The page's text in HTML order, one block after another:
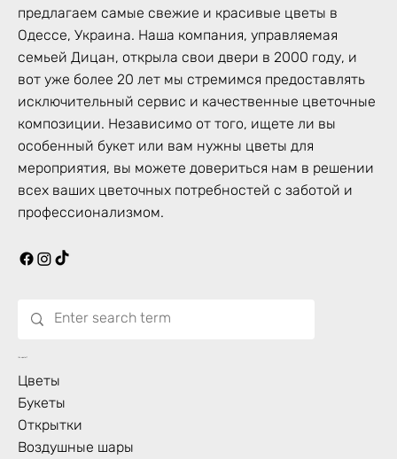
предлагаем самые свежие и красивые цветы в
Одессе, Украина. Наша компания, управляемая
семьей Дицан, открыла свои двери в 2000 году, и
вот уже более 20 лет мы стремимся предоставлять
исключительный сервис и качественные цветочные
композиции. Независимо от того, ищете ли вы
особенный букет или вам нужны цветы для
мероприятия, вы можете довериться нам в решении
всех ваших цветочных потребностей с заботой и
профессионализмом.
Что цветет?
Цветы
Букеты
Открытки
Воздушные шары